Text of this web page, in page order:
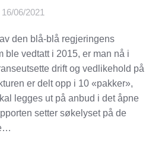
16/06/2021
den blå-blå regjeringens
ble vedtatt i 2015, er man nå i
drift og vedlikehold på
er delt opp i 10 «pakker»,
legges ut på anbud i det åpne
setter søkelyset på de